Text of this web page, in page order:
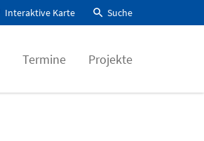
Interaktive Karte Suche
Termine Projekte